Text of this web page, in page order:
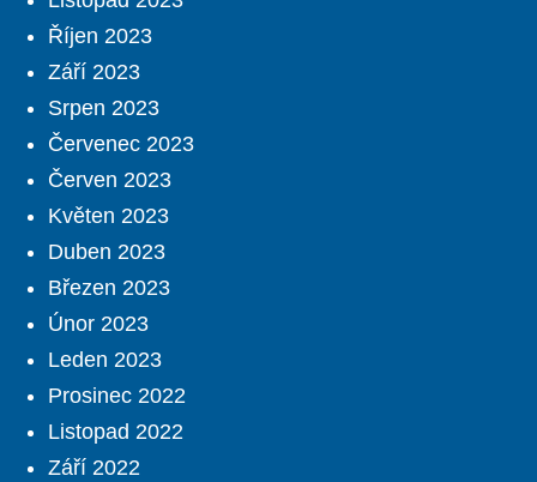
Říjen 2023
Září 2023
Srpen 2023
Červenec 2023
Červen 2023
Květen 2023
Duben 2023
Březen 2023
Únor 2023
Leden 2023
Prosinec 2022
Listopad 2022
Září 2022